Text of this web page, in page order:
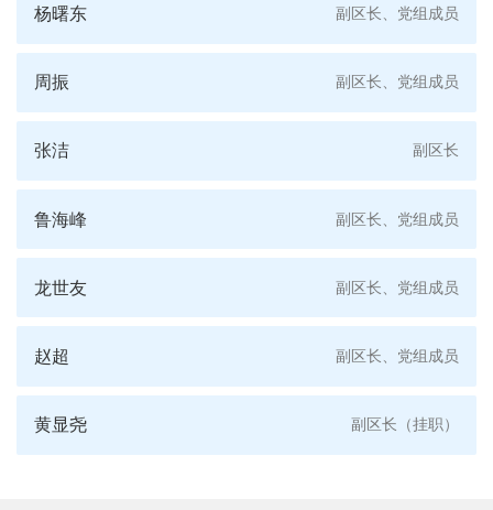
杨曙东 副区长、党组成员
周振 副区长、党组成员
张洁 副区长
鲁海峰 副区长、党组成员
龙世友 副区长、党组成员
赵超 副区长、党组成员
黄显尧 副区长（挂职）